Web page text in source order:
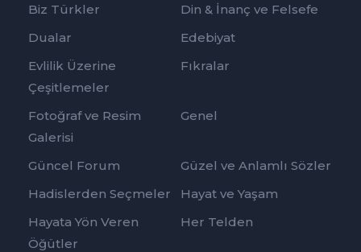
Biz Türkler
Din & İnanç ve Felsefe
Dualar
Edebiyat
Evlilik Üzerine
Çeşitlemeler
Fıkralar
Fotoğraf ve Resim
Galerisi
Genel
Güncel Forum
Güzel ve Anlamlı Sözler
Hadislerden Seçmeler
Hayat ve Yaşam
Hayata Yön Veren
Öğütler
Her Telden